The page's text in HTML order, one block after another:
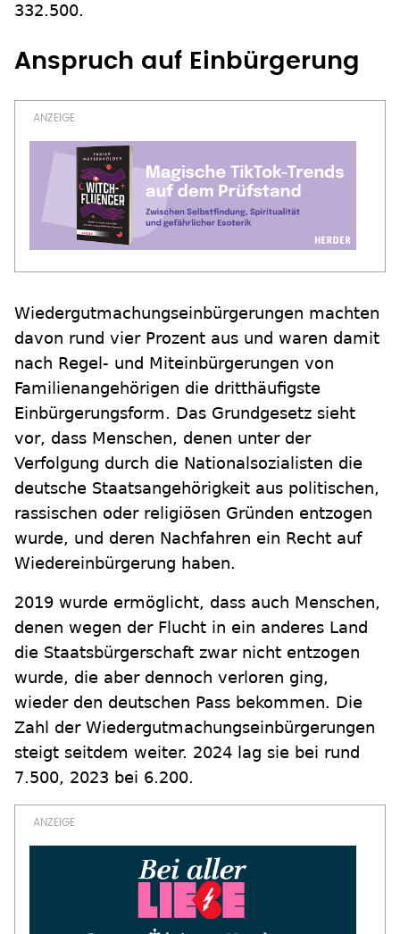
332.500.
Anspruch auf Einbürgerung
Wiedergutmachungseinbürgerungen machten
davon rund vier Prozent aus und waren damit
nach Regel- und Miteinbürgerungen von
Familienangehörigen die dritthäufigste
Einbürgerungsform. Das Grundgesetz sieht
vor, dass Menschen, denen unter der
Verfolgung durch die Nationalsozialisten die
deutsche Staatsangehörigkeit aus politischen,
rassischen oder religiösen Gründen entzogen
wurde, und deren Nachfahren ein Recht auf
Wiedereinbürgerung haben.
2019 wurde ermöglicht, dass auch Menschen,
denen wegen der Flucht in ein anderes Land
die Staatsbürgerschaft zwar nicht entzogen
wurde, die aber dennoch verloren ging,
wieder den deutschen Pass bekommen. Die
Zahl der Wiedergutmachungseinbürgerungen
steigt seitdem weiter. 2024 lag sie bei rund
7.500, 2023 bei 6.200.